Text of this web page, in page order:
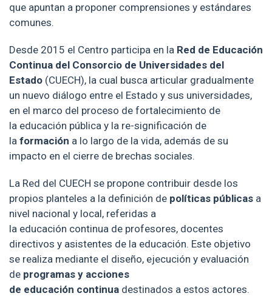
que apuntan a proponer comprensiones y estándares
comunes.
Desde 2015 el Centro participa en la Red de Educación
Continua del Consorcio de Universidades del
Estado (CUECH), la cual busca articular gradualmente
un nuevo diálogo entre el Estado y sus universidades,
en el marco del proceso de fortalecimiento de
la educación pública y la re-significación de
la formación a lo largo de la vida, además de su
impacto en el cierre de brechas sociales.
La Red del CUECH se propone contribuir desde los
propios planteles a la definición de políticas públicas a
nivel nacional y local, referidas a
la educación continua de profesores, docentes
directivos y asistentes de la educación. Este objetivo
se realiza mediante el diseño, ejecución y evaluación
de programas y acciones
de educación continua destinados a estos actores.